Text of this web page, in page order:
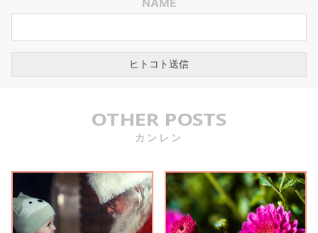
NAME
OTHER POSTS
カンレン